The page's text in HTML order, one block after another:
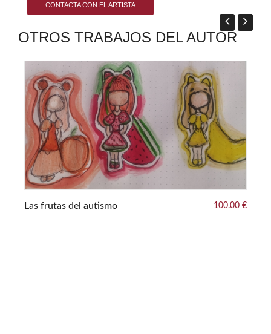
CONTACTA CON EL ARTISTA
OTROS TRABAJOS DEL AUTOR
Las frutas del autismo 100.00 €